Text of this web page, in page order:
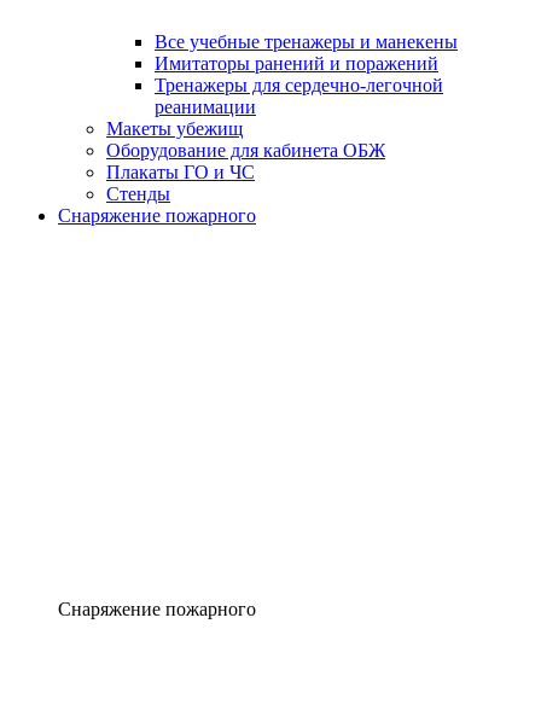
Все учебные тренажеры и манекены
Имитаторы ранений и поражений
Тренажеры для сердечно-легочной
реанимации
Макеты убежищ
Оборудование для кабинета ОБЖ
Плакаты ГО и ЧС
Стенды
Снаряжение пожарного
Снаряжение пожарного